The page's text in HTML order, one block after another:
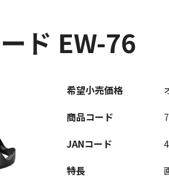
ド EW-76
希望小売価格
商品コード
JANコード
特長